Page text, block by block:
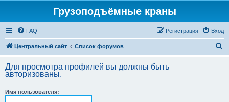
Грузоподъёмные краны
FAQ Вход
Регистрация
Центральный сайт Список форумов
с
Для просмотра профилей вы должны быть
авторизованы.
Имя пользователя: